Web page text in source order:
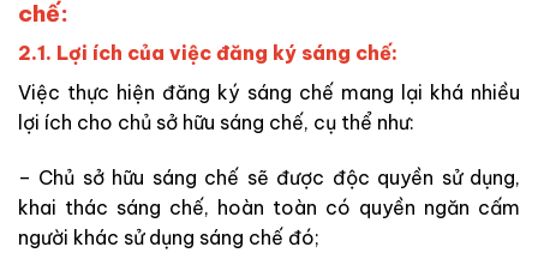
chế:
2.1. Lợi ích của việc đăng ký sáng chế:
Việc thực hiện đăng ký sáng chế mang lại khá nhiều
lợi ích cho chủ sở hữu sáng chế, cụ thể như:
– Chủ sở hữu sáng chế sẽ được độc quyền sử dụng,
khai thác sáng chế, hoàn toàn có quyền ngăn cấm
người khác sử dụng sáng chế đó;